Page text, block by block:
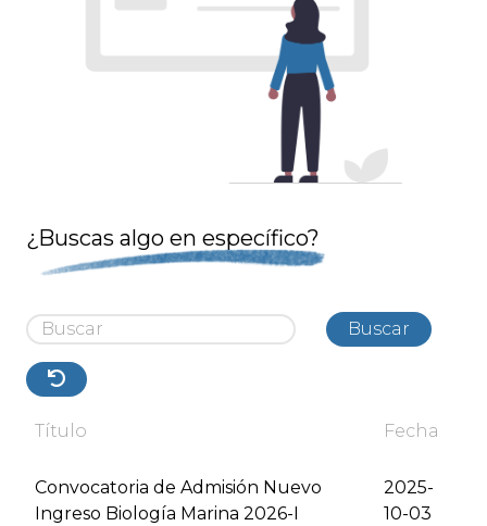
¿Buscas algo en específico?
Buscar
Título Fecha
Convocatoria de Admisión Nuevo
Ingreso Biología Marina 2026-I
2025-
10-03